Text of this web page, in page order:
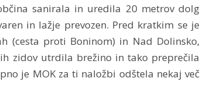
sanirala in uredila 20 metrov dolg
in lažje prevozen. Pred kratkim se je
(cesta proti Boninom) in Nad Dolinsko,
zidov utrdila brežino in tako preprečila
je MOK za ti naložbi odštela nekaj več